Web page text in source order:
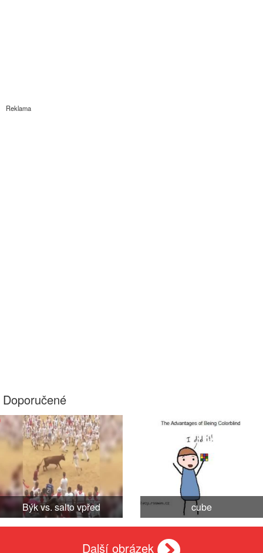
Reklama
Doporučené
Býk vs. salto vpřed cube
Další obrázek